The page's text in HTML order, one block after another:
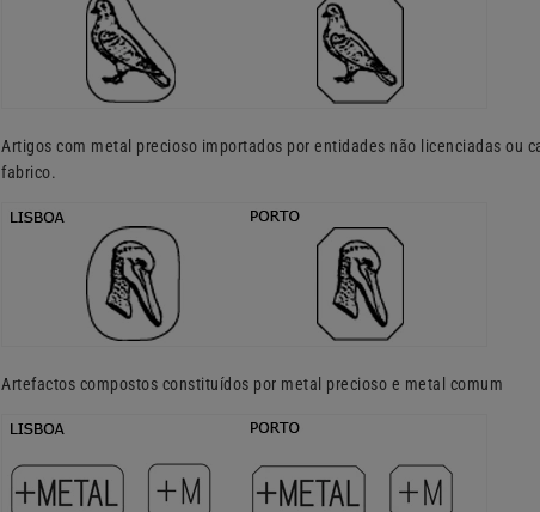
Artigos com metal precioso importados por entidades não licenciadas ou
fabrico.
Artefactos compostos constituídos por metal precioso e metal comum